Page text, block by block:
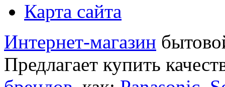
Карта сайта
Интернет-магазин
Предлагает купить